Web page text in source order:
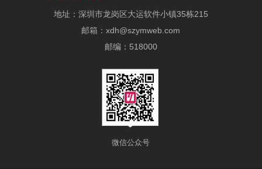
地址：深圳市龙岗区大运软件小镇35栋215
邮箱：xdh@szymweb.com
邮编：518000
微信公众号